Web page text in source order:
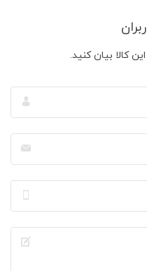
کالا بیان کنید.